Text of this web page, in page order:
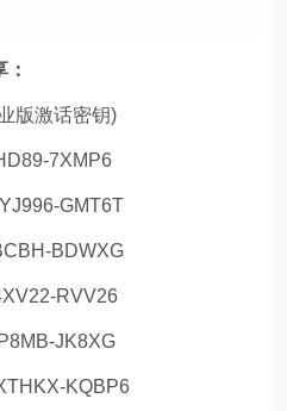
版激话密钥)
7XMP6
GMT6T
BDWXG
RVV26
JK8XG
KQBP6